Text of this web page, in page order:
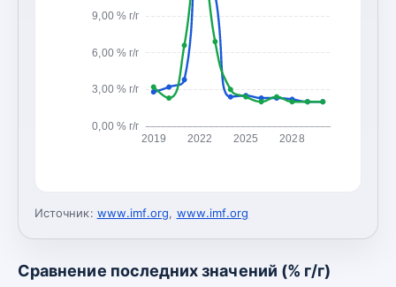
0,00 % г/г
3,00 % г/г
6,00 % г/г
9,00 % г/г
2019 2022 2025 2028
Источник: www.imf.org, www.imf.org
Сравнение последних значений (% г/г)